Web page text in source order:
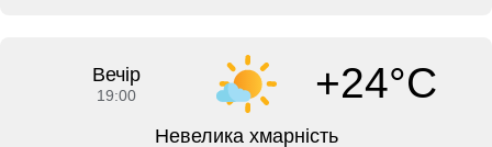
Вечір
19:00 +24°C
Невелика хмарність